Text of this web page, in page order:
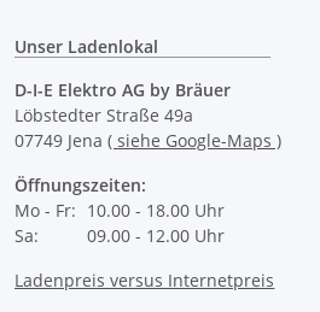
Unser Ladenlokal
D-I-E Elektro AG by Bräuer
Löbstedter Straße 49a
07749 Jena( siehe Google-Maps )
Öffnungszeiten:
Mo - Fr: 10.00 - 18.00 Uhr
Sa:
09.00 - 12.00 Uhr
Ladenpreis versus Internetpreis